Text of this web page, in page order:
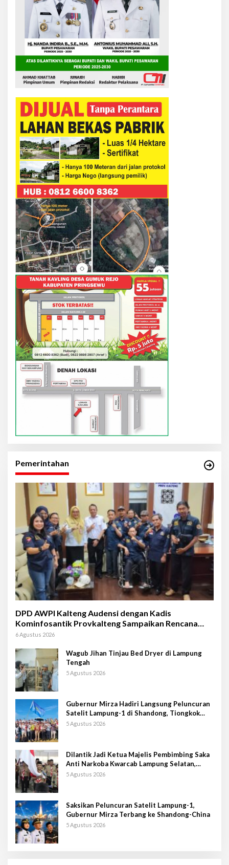
Pemerintahan
DPD AWPI Kalteng Audensi dengan Kadis
Kominfosantik Provkalteng Sampaikan Rencana
Kongnas II AWPI se-Indonesia
6 Agustus 2026
Wagub Jihan Tinjau Bed Dryer di Lampung
Tengah
5 Agustus 2026
Gubernur Mirza Hadiri Langsung Peluncuran
Satelit Lampung-1 di Shandong, Tiongkok
Timur
5 Agustus 2026
Dilantik Jadi Ketua Majelis Pembimbing Saka
Anti Narkoba Kwarcab Lampung Selatan,
Kepala BNNK Pramuka Garda P4GN
5 Agustus 2026
Saksikan Peluncuran Satelit Lampung-1,
Gubernur Mirza Terbang ke Shandong-China
5 Agustus 2026